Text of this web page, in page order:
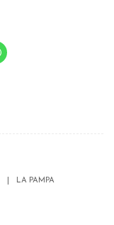
LA PAMPA